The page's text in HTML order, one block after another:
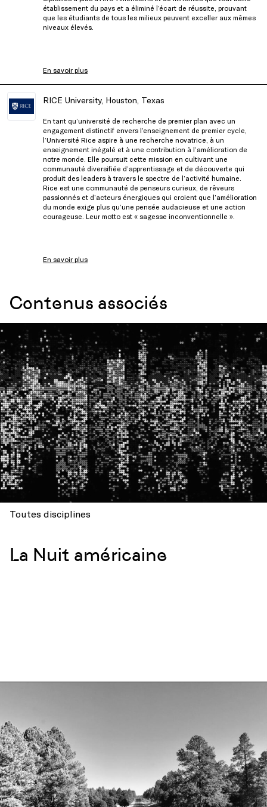
établissement du pays et a éliminé l’écart de réussite, prouvant
que les étudiants de tous les milieux peuvent exceller aux mêmes
niveaux élevés.
En savoir plus
RICE University, Houston, Texas
En tant qu’université de recherche de premier plan avec un
engagement distinctif envers l’enseignement de premier cycle,
l’Université Rice aspire à une recherche novatrice, à un
enseignement inégalé et à une contribution à l’amélioration de
notre monde. Elle poursuit cette mission en cultivant une
communauté diversifiée d’apprentissage et de découverte qui
produit des leaders à travers le spectre de l’activité humaine.
Rice est une communauté de penseurs curieux, de rêveurs
passionnés et d’acteurs énergiques qui croient que l’amélioration
du monde exige plus qu’une pensée audacieuse et une action
courageuse. Leur motto est « sagesse inconventionnelle ».
En savoir plus
Contenus associés
Toutes disciplines
La Nuit américaine